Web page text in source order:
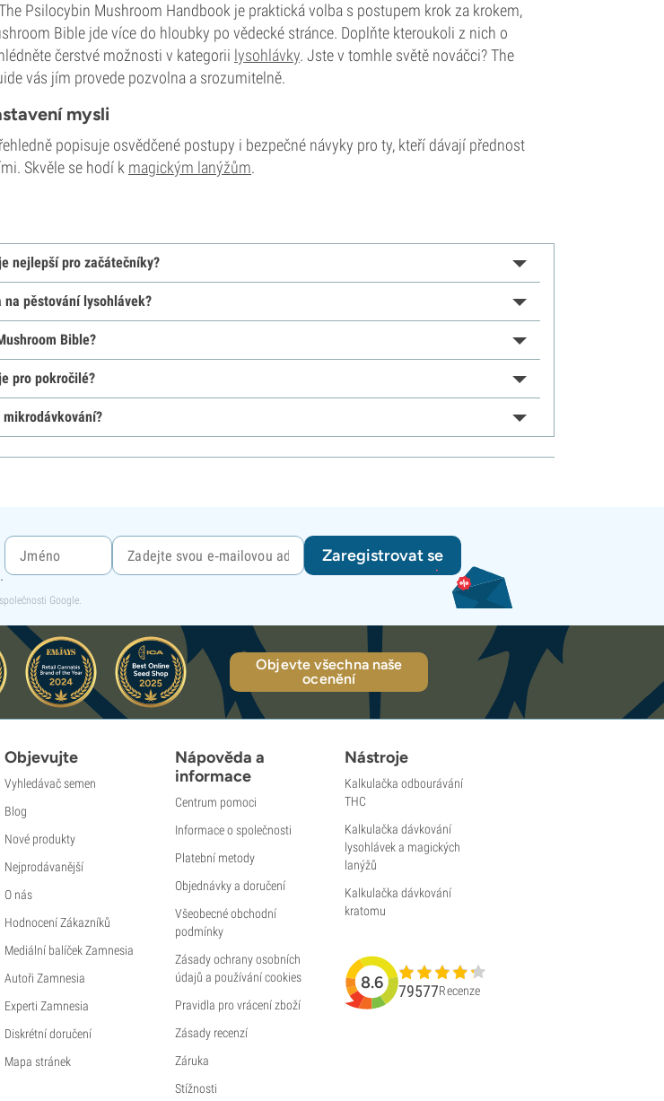
Psilocybin Mushroom Handbook je praktická volba s postupem krok za krokem,
Bible jde více do hloubky po vědecké stránce. Doplňte kteroukoli z nich o
čerstvé možnosti v kategorii lysohlávky. Jste v tomhle světě nováčci? The
vás jím provede pozvolna a srozumitelně.
mysli
popisuje osvědčené postupy i bezpečné návyky pro ty, kteří dávají přednost
Skvěle se hodí k magickým lanýžům.
nejlepší pro začátečníky?
pěstování lysohlávek?
Bible?
pro pokročilé?
Zaregistrovat se
společnosti Google.
Objevte všechna naše
ocenění
Objevujte
Vyhledávač semen
Blog
Nové produkty
Nejprodávanější
O nás
Hodnocení Zákazníků
Mediální balíček Zamnesia
Autoři Zamnesia
Experti Zamnesia
Diskrétní doručení
Mapa stránek
Nápověda a
informace
Centrum pomoci
Informace o společnosti
Platební metody
Objednávky a doručení
Všeobecné obchodní
podmínky
Zásady ochrany osobních
údajů a používání cookies
Pravidla pro vrácení zboží
Zásady recenzí
Záruka
Stížnosti
Nástroje
Kalkulačka odbourávání
THC
Kalkulačka dávkování
lysohlávek a magických
lanýžů
Kalkulačka dávkování
kratomu
8.6 79577Recenze